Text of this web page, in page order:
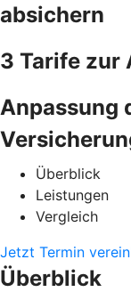
absichern
3 Tarife zur
Anpassung
Überblick
Leistungen
Vergleich
Jetzt Termin
Überblick